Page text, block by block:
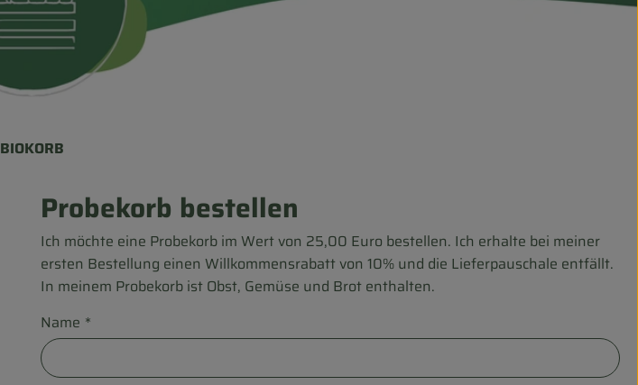
BIOKORB
Probekorb bestellen
Ich möchte eine Probekorb im Wert von 25,00 Euro bestellen. Ich erhalte bei meiner
ersten Bestellung einen Willkommensrabatt von 10% und die Lieferpauschale entfällt.
In meinem Probekorb ist Obst, Gemüse und Brot enthalten.
Name *